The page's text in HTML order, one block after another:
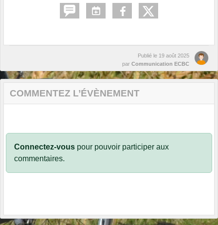
Publié le 19 août 2025
par Communication ECBC
COMMENTEZ L’ÉVÈNEMENT
Connectez-vous pour pouvoir participer aux
commentaires.